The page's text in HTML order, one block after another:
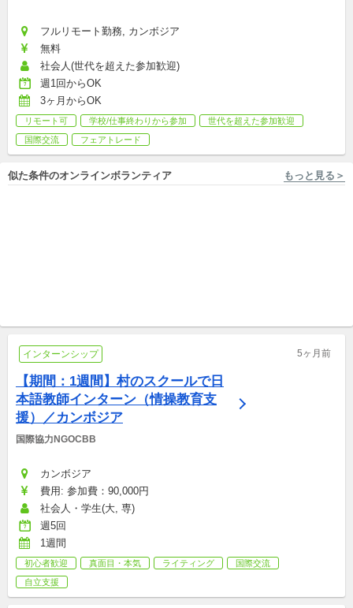
フルリモート勤務, カンボジア
無料
社会人(世代を超えた参加歓迎)
週1回からOK
3ヶ月からOK
リモート可 学校/仕事終わりから参加
世代を超えた参加歓迎
国際交流
フェアトレード
似た条件のオンラインボランティア もっと見る＞
インターンシップ 5ヶ月前
【期間：1週間】村のスクールで日
本語教師インターン（情操教育支
援）／カンボジア
国際協力NGOCBB
カンボジア
費用: 参加費：90,000円
社会人・学生(大, 専)
週5回
1週間
初心者歓迎 真面目・本気 ライティング
国際交流
自立支援